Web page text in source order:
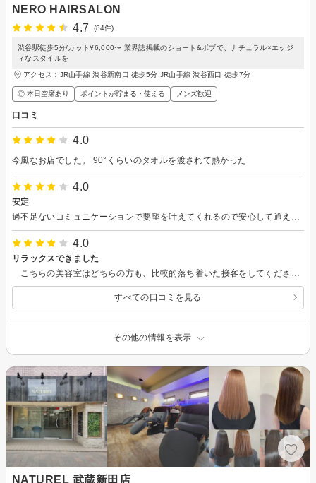
NERO HAIRSALON
4.7
(84件)
渋谷駅徒歩5分/カット¥6,000〜 業界誌掲載のショート&ボブで、ナチュラル×エッジ
ィなスタイルを
アクセス：JR山手線 渋谷新南口 徒歩5分 JR山手線 渋谷西口 徒歩7分
◎ 本日空席あり ポイントが貯まる・使える メンズ歓迎
口コミ
4.0
今風なお店でした。 90°くらいのタオルを渡されて熱かった
4.0
安定
4.0
リラックスできました
すべての口コミを見る
その他の情報を表示
NATUREL 武蔵新田店